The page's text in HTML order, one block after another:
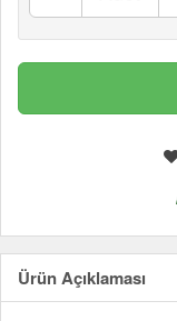
Ürün Açıklaması